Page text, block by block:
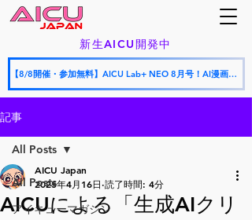
新生AICU開発中
【8/8開催・参加無料】AICU Lab+ NEO 8月号！AI漫画フェスティバル授賞式 × AICU怒涛の新サービス発表会
記事
All Posts
アイキューマガジン
All Posts
AICUによる「生成AIクリ
AICU Japan
2025年4月16日 読了時間: 4分